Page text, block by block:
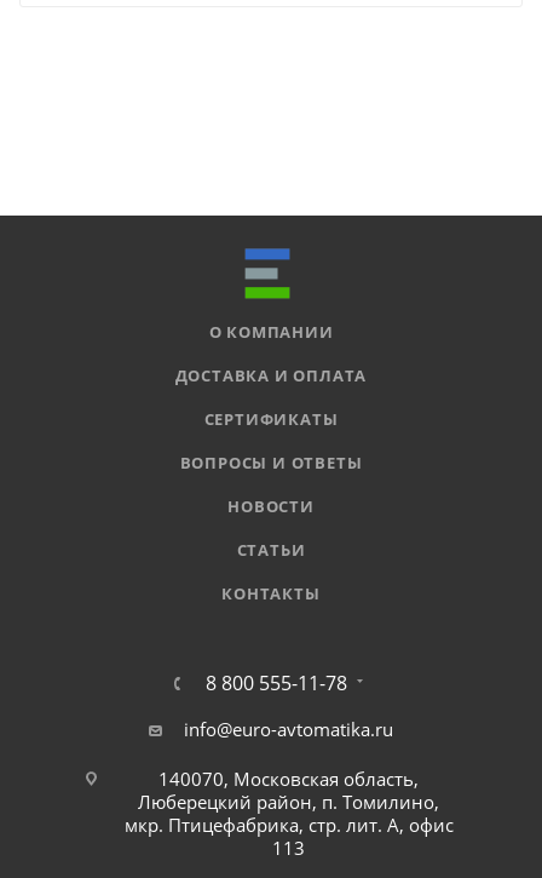
О КОМПАНИИ
ДОСТАВКА И ОПЛАТА
СЕРТИФИКАТЫ
ВОПРОСЫ И ОТВЕТЫ
НОВОСТИ
СТАТЬИ
КОНТАКТЫ
8 800 555-11-78
info@euro-avtomatika.ru
140070, Московская область,
Люберецкий район, п. Томилино,
мкр. Птицефабрика, стр. лит. А, офис
113